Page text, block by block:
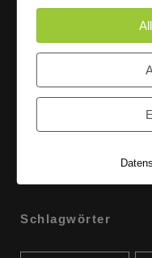
24. Juli
Es regnet
5. Juli
Schlagwörter